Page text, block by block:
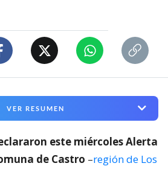
VER RESUMEN
este miércoles Alerta
de Castro –región de Los